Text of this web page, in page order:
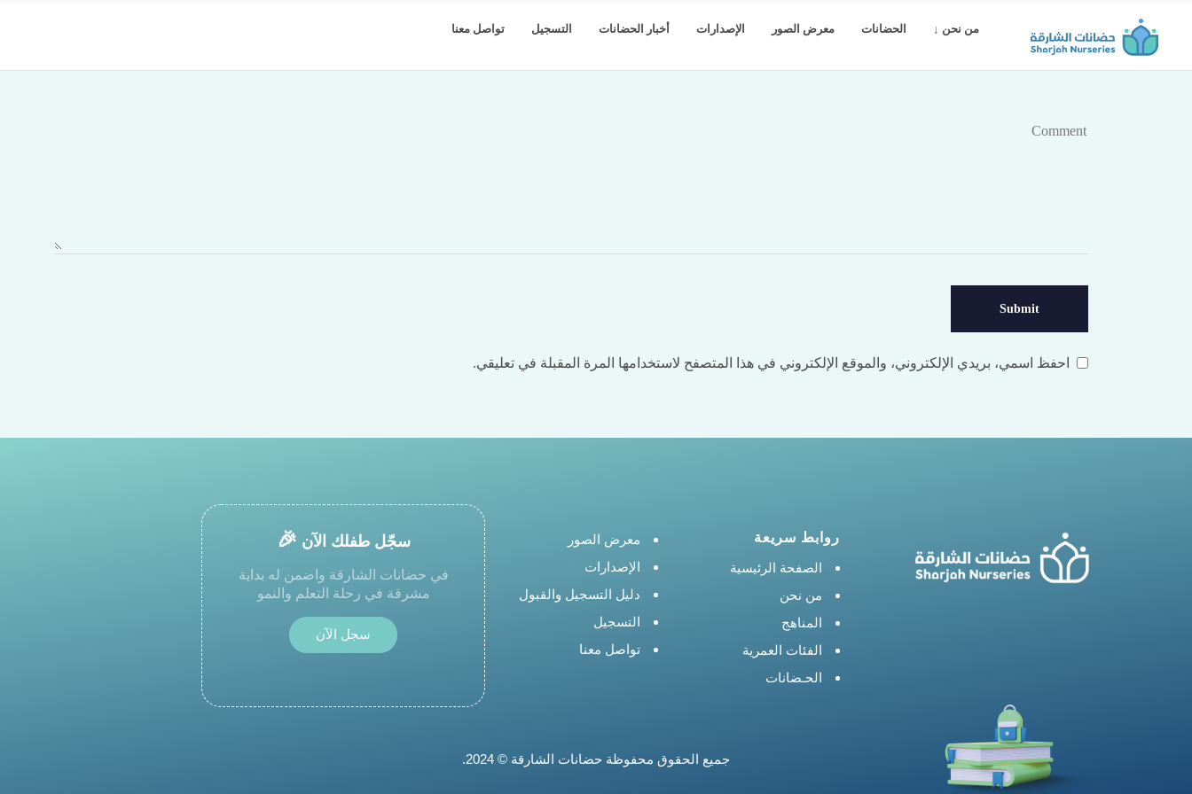
من نحن ↓ الحضانات معرض الصور الإصدارات أخبار الحضانات التسجيل تواصل معنا
Leave a comment
احفظ اسمي، بريدي الإلكتروني، والموقع الإلكتروني في هذا المتصفح لاستخدامها المرة المقبلة في تعليقي.
روابط سريعة
الصفحة الرئيسية
من نحن
المناهج
الفئات العمرية
الحـضانات
معرض الصور
الإصدارات
دليل التسجيل والقبول
التسجيل
تواصل معنا
سجّل طفلك الآن 🎉
في حضانات الشارقة واضمن له بداية
مشرقة في رحلة التعلم والنمو
سجل الآن
جميع الحقوق محفوظة حضانات الشارقة © 2024.